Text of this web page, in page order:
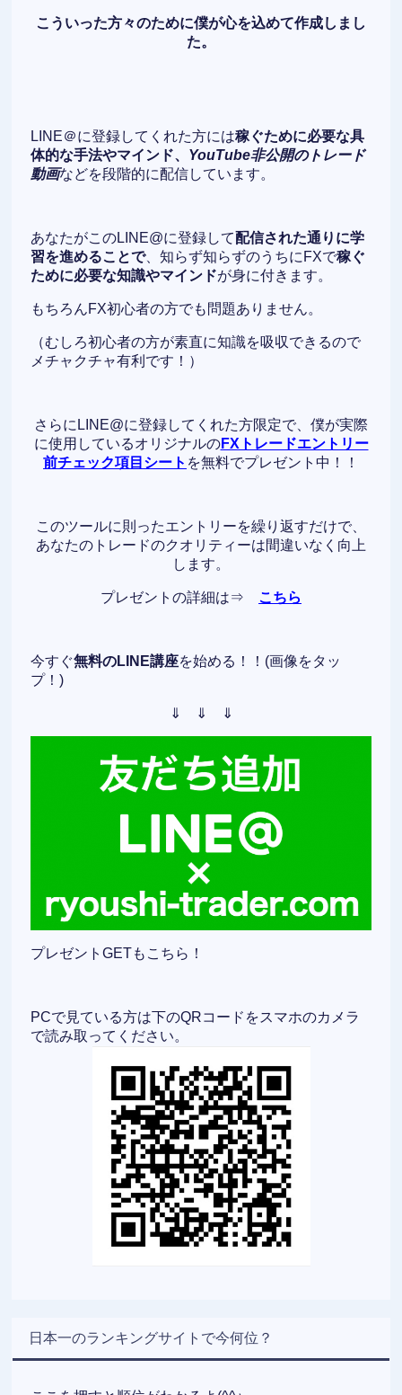
こういった方々のために僕が心を込めて作成しまし
た。
LINE＠に登録してくれた方には稼ぐために必要な具
体的な手法やマインド、 YouTube非公開のトレード
動画などを段階的に配信しています。
あなたがこのLINE@に登録して配信された通りに学
習を進めることで、知らず知らずのうちにFXで稼ぐ
ために必要な知識やマインドが身に付きます。
もちろんFX初心者の方でも問題ありません。
（むしろ初心者の方が素直に知識を吸収できるので
メチャクチャ有利です！）
さらにLINE@に登録してくれた方限定で、僕が実際
に使用しているオリジナルのFXトレードエントリー
前チェック項目シート を無料でプレゼント中！！
このツールに則ったエントリーを繰り返すだけで、
あなたのトレードのクオリティーは間違いなく向上
します。
プレゼントの詳細は⇒ こちら
今すぐ無料のLINE講座を始める！！(画像をタッ
プ！)
⇓ ⇓ ⇓
プレゼントGETもこちら！
PCで見ている方は下のQRコードをスマホのカメラ
で読み取ってください。
日本一のランキングサイトで今何位？